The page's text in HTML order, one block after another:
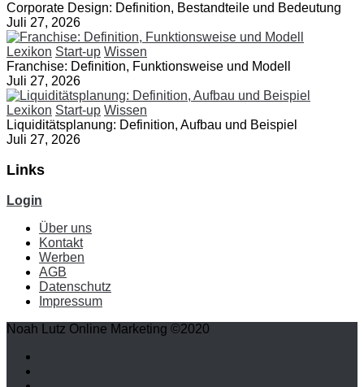
Corporate Design: Definition, Bestandteile und Bedeutung
Juli 27, 2026
Lexikon Start-up Wissen
Franchise: Definition, Funktionsweise und Modell
Juli 27, 2026
Lexikon Start-up Wissen
Liquiditätsplanung: Definition, Aufbau und Beispiel
Juli 27, 2026
Links
Login
Über uns
Kontakt
Werben
AGB
Datenschutz
Impressum
Noah Lutz Online Marketing ©2020